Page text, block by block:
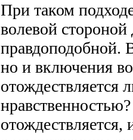
При таком
волевой
правдоподобной.
но и включения
отождествляется
отождествляется,